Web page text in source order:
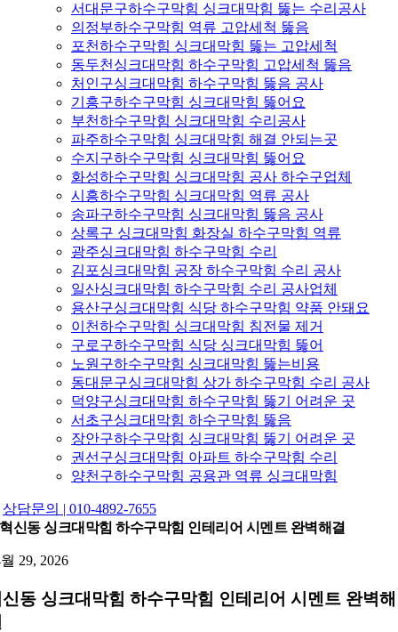
서대문구하수구막힘 싱크대막힘 뚫는 수리공사
의정부하수구막힘 역류 고압세척 뚫음
포천하수구막힘 싱크대막힘 뚫는 고압세척
동두천싱크대막힘 하수구막힘 고압세척 뚫음
처인구싱크대막힘 하수구막힘 뚫음 공사
기흥구하수구막힘 싱크대막힘 뚫어요
부천하수구막힘 싱크대막힘 수리공사
파주하수구막힘 싱크대막힘 해결 안되는곳
수지구하수구막힘 싱크대막힘 뚫어요
화성하수구막힘 싱크대막힘 공사 하수구업체
시흥하수구막힘 싱크대막힘 역류 공사
송파구하수구막힘 싱크대막힘 뚫음 공사
상록구 싱크대막힘 화장실 하수구막힘 역류
광주싱크대막힘 하수구막힘 수리
김포싱크대막힘 공장 하수구막힘 수리 공사
일산싱크대막힘 하수구막힘 수리 공사업체
용산구싱크대막힘 식당 하수구막힘 약품 안돼요
이천하수구막힘 싱크대막힘 침전물 제거
구로구하수구막힘 식당 싱크대막힘 뚫어
노원구하수구막힘 싱크대막힘 뚫는비용
동대문구싱크대막힘 상가 하수구막힘 수리 공사
덕양구싱크대막힘 하수구막힘 뚫기 어려운 곳
서초구싱크대막힘 하수구막힘 뚫음
장안구하수구막힘 싱크대막힘 뚫기 어려운 곳
권선구싱크대막힘 아파트 하수구막힘 수리
양천구하수구막힘 공용관 역류 싱크대막힘
상담문의 | 010-4892-7655
혁신동 싱크대막힘 하수구막힘 인테리어 시멘트 완벽해결
29, 2026
동 싱크대막힘 하수구막힘 인테리어 시멘트 완벽해